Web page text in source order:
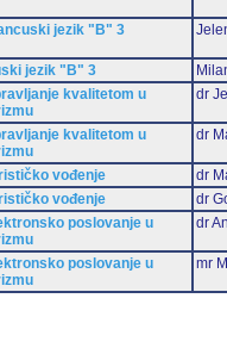
jezik "B" 3
jezik "B" 3
kvalitetom u
dr
kvalitetom u
dr
vođenje
dr
vođenje
dr
poslovanje u
dr
poslovanje u
mr